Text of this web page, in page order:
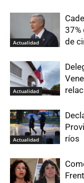
Actualidad
37%
de
Actualidad
Actualidad
ríos